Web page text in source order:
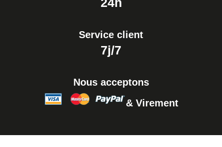
Service client
7j/7
Nous acceptons
& Virement